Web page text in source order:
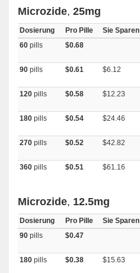
Microzide, 25mg
Dosierung Pro Pille Sie Sparen
60 pills $0.68
90 pills $0.61 $6.12
120 pills $0.58 $12.23
180 pills $0.54 $24.46
270 pills $0.52 $42.82
360 pills $0.51 $61.16
Microzide, 12.5mg
Dosierung Pro Pille Sie Sparen
90 pills $0.47
180 pills $0.38 $15.63